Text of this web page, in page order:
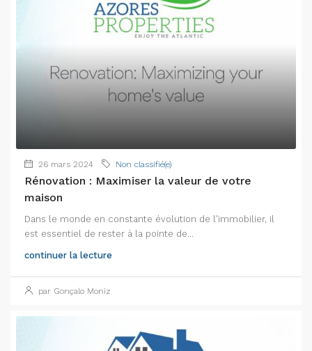
26 mars 2024 Non classifié(e)
Rénovation : Maximiser la valeur de votre
maison
Dans le monde en constante évolution de l'immobilier, il
est essentiel de rester à la pointe de...
continuer la lecture
par Gonçalo Moniz